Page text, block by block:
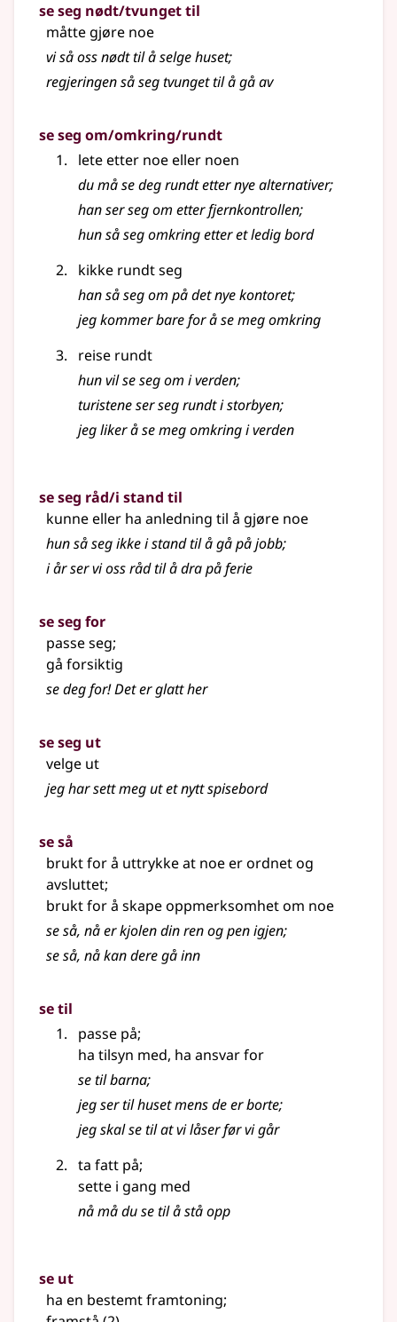
se seg nødt/tvunget til
måtte gjøre noe
vi så oss nødt til å selge huset;
regjeringen så seg tvunget til å gå av
se seg om/omkring/rundt
lete etter noe eller noen
du må se deg rundt etter nye alternativer;
han ser seg om etter fjernkontrollen;
hun så seg omkring etter et ledig bord
kikke rundt seg
han så seg om på det nye kontoret;
jeg kommer bare for å se meg omkring
reise rundt
hun vil se seg om i verden;
turistene ser seg rundt i storbyen;
jeg liker å se meg omkring i verden
se seg råd/i stand til
kunne eller ha anledning til å gjøre noe
hun så seg ikke i stand til å gå på jobb;
i år ser vi oss råd til å dra på ferie
se seg for
passe seg;
gå forsiktig
se deg for! Det er glatt her
se seg ut
velge ut
jeg har sett meg ut et nytt spisebord
se så
brukt for å uttrykke at noe er ordnet og
avsluttet;
brukt for å skape oppmerksomhet om noe
se så, nå er kjolen din ren og pen igjen;
se så, nå kan dere gå inn
se til
passe på;
ha tilsyn med, ha ansvar for
se til barna;
jeg ser til huset mens de er borte;
jeg skal se til at vi låser før vi går
ta fatt på;
sette i gang med
nå må du se til å stå opp
se ut
ha en bestemt framtoning;